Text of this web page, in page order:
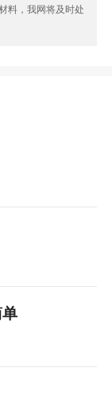
料，我网将及时处